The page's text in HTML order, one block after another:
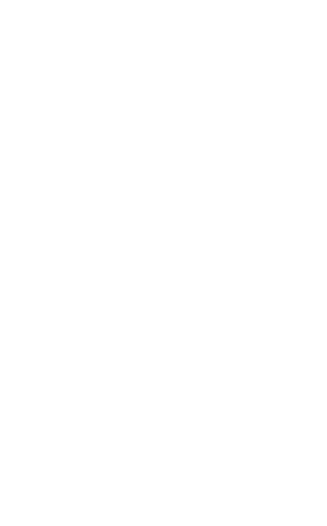
Dateien. Diese werden aber
Wegen der Menge an
zusammen zufassen.
barrierefrei. Ebenso kann die